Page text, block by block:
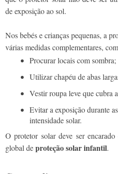
de exposição ao sol.
Nos bebés e crianças pequenas, a
várias medidas complementares,
Procurar locais com sombra;
Utilizar chapéu de abas
Vestir roupa leve que cubra
Evitar a exposição durante
intensidade solar.
O protetor solar deve ser
global deproteção solar infantil.